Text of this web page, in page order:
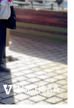
LUE LISÄÄ